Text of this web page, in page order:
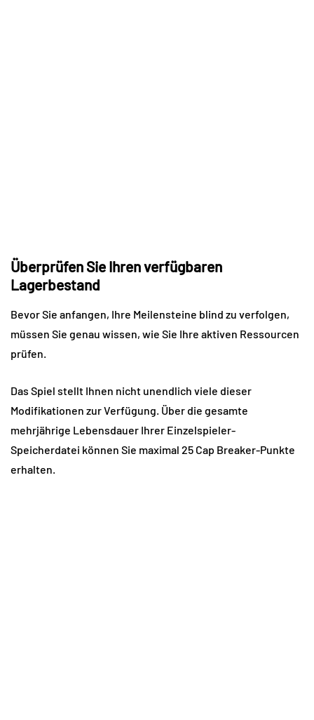
Überprüfen Sie Ihren verfügbaren
Lagerbestand
Bevor Sie anfangen, Ihre Meilensteine ​​blind zu verfolgen,
müssen Sie genau wissen, wie Sie Ihre aktiven Ressourcen
prüfen.
Das Spiel stellt Ihnen nicht unendlich viele dieser
Modifikationen zur Verfügung. Über die gesamte
mehrjährige Lebensdauer Ihrer Einzelspieler-
Speicherdatei können Sie maximal 25 Cap Breaker-Punkte
erhalten.